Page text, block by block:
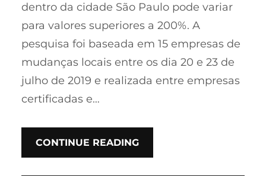
dentro da cidade São Paulo pode variar
para valores superiores a 200%. A
pesquisa foi baseada em 15 empresas de
mudanças locais entre os dia 20 e 23 de
julho de 2019 e realizada entre empresas
certificadas e…
CONTINUE READING